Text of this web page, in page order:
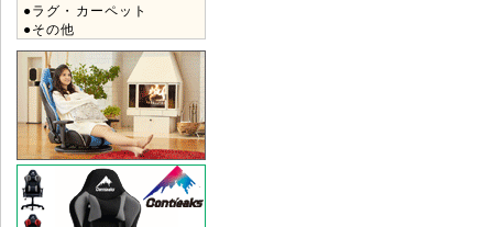
●ラグ・カーペット
●その他